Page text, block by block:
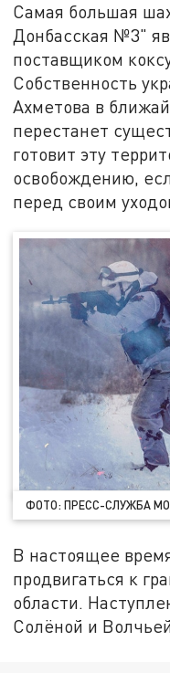
Самая большая
Донбасская №3"
поставщиком
Собственность
Ахметова в
перестанет
готовит эту
освобождению,
перед своим
ФОТО: ПРЕСС-СЛУЖБА
В настоящее
продвигаться к
области.
Солёной и